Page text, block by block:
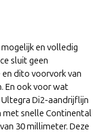
en volledig
sluit geen
dito voorvork van
En ook voor wat
Di2-aandrijflijn
snelle Continental
30 millimeter. Deze